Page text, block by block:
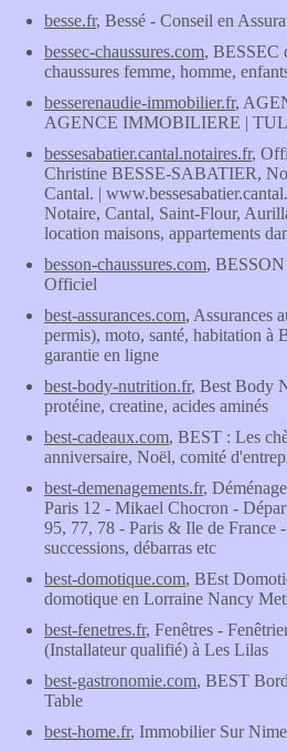
besse.fr, Bessé - Conseil en
bessec-chaussures.com, BESSEC
chaussures femme, homme,
besserenaudie-immobilier.fr,
AGENCE IMMOBILIERE |
bessesabatier.cantal.notaires.fr,
Christine BESSE-SABATIER,
Cantal. |
Notaire, Cantal, Saint-Flour,
location maisons, appartements
besson-chaussures.com,
Officiel
best-assurances.com, Assurances
permis), moto, santé, habitation à
garantie en ligne
best-body-nutrition.fr, Best Body
protéine, creatine, acides aminés
best-cadeaux.com, BEST : Les
anniversaire, Noël, comité
best-demenagements.fr,
Paris 12 - Mikael Chocron -
95, 77, 78 - Paris & Ile de France
successions, débarras etc
best-domotique.com, BEst
domotique en Lorraine Nancy
best-fenetres.fr, Fenêtres -
(Installateur qualifié) à Les Lilas
best-gastronomie.com, BEST
Table
best-home.fr, Immobilier Sur